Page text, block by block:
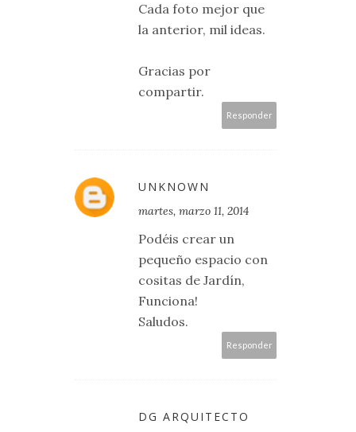
Cada foto mejor que
la anterior, mil ideas.
Gracias por
compartir.
Responder
UNKNOWN
martes, marzo 11, 2014
Podéis crear un
pequeño espacio con
cositas de Jardín,
Funciona!
Saludos.
Responder
DG ARQUITECTO